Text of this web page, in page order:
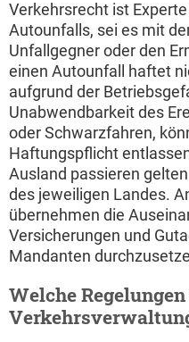
Verkehrsrecht ist
Autounfalls, sei es mit
Unfallgegner oder den
einen Autounfall haftet
aufgrund der
Unabwendbarkeit des
oder Schwarzfahren,
Haftungspflicht
Ausland passieren
des jeweiligen Landes.
übernehmen die
Versicherungen und
Mandanten
Welche